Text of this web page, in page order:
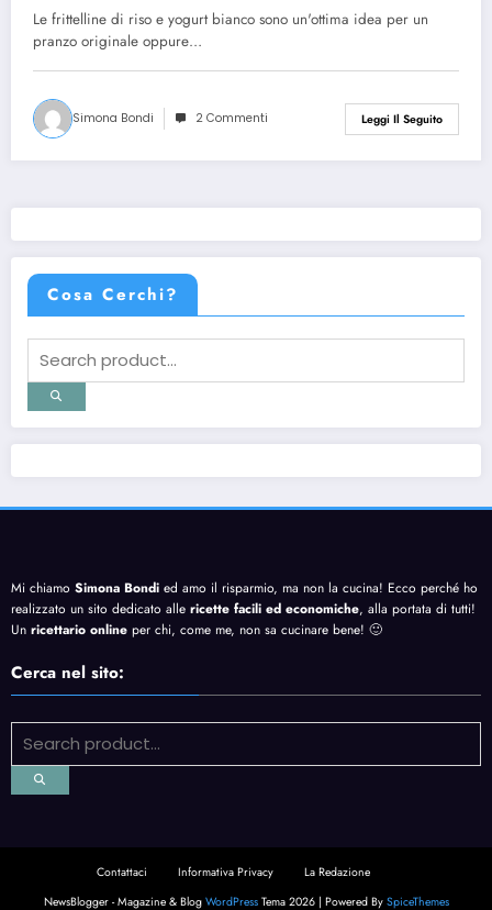
Le frittelline di riso e yogurt bianco sono un'ottima idea per un
pranzo originale oppure…
Simona Bondi 2 Commenti Leggi Il Seguito
Cosa Cerchi?
Mi chiamo Simona Bondi ed amo il risparmio, ma non la cucina! Ecco perché ho
realizzato un sito dedicato alle ricette facili ed economiche, alla portata di tutti!
Un ricettario online per chi, come me, non sa cucinare bene! 🙂
Cerca nel sito:
Contattaci Informativa Privacy
La Redazione
NewsBlogger - Magazine & Blog WordPressTema 2026 | Powered By SpiceThemes